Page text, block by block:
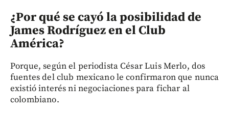
¿Por qué se cayó la posibilidad de
James Rodríguez en el Club
América?
Porque, según el periodista César Luis Merlo, dos
fuentes del club mexicano le confirmaron que nunca
existió interés ni negociaciones para fichar al
colombiano.